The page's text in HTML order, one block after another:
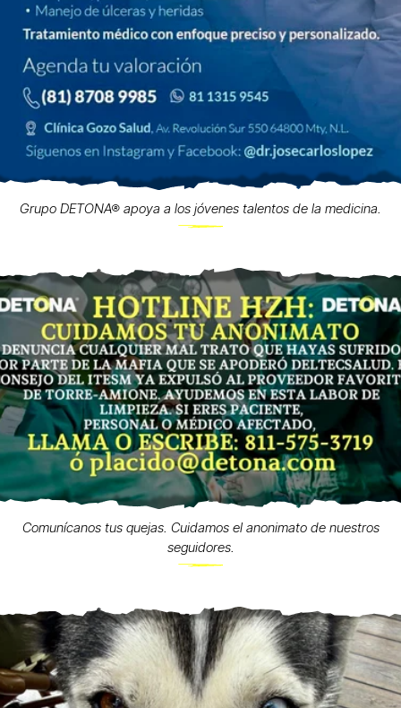
Grupo DETONA® apoya a los jóvenes talentos de la medicina.
Comunícanos tus quejas. Cuidamos el anonimato de nuestros
seguidores.